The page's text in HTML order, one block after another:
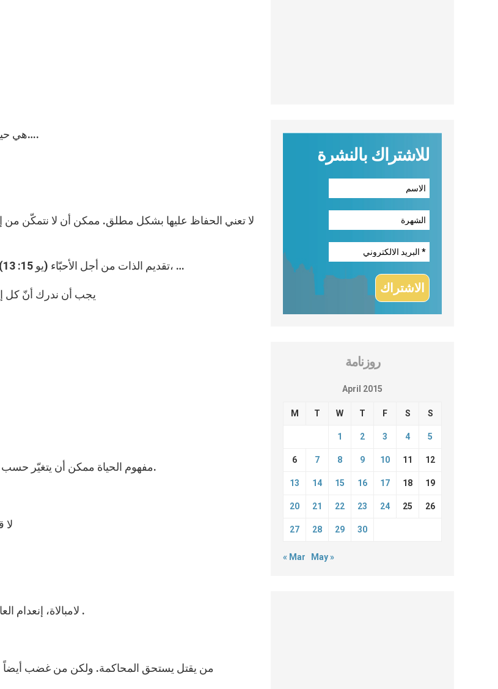
– هي حياة شخص حرّ، محبّ، ذكي، على صورة اللّه، مشارك في الخلق….
– تقديم الذات من أجل الأحبّاء (يو 15: 13) أو من أجل الحفاظ على الحريّة أو الوطن أو الإيمان أو الشرف، …
– يجب أن ندرك أنّ كل
– مفهوم الحياة ممكن أن يتغيّر حسب الظروف والثقافات ولكن شريعة الله فوق كل الثقافات والنوايا.
–
– لامبالاة، إنعدام العاطفة، قساوة القلب، (الغني ولعازر ،كنت جائعاً فأطعمتموني…) .
– من يقتل يستحق المحاكمة. ولكن من غضب أيضاً على
للاشتراك بالنشرة
روزنامة
April 2015
M T W T F S S
1 2 3 4 5
6 7 8 9 10 11 12
13 14 15 16 17 18 19
20 21 22 23 24 25 26
27 28 29 30
« Mar May »